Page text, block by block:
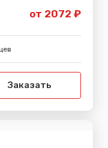
от 2072 ₽
Заказать